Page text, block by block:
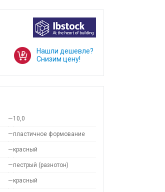
Нашли дешевле?
Снизим цену!
—10,0
—пластичное формование
—красный
—пестрый (разнотон)
—красный